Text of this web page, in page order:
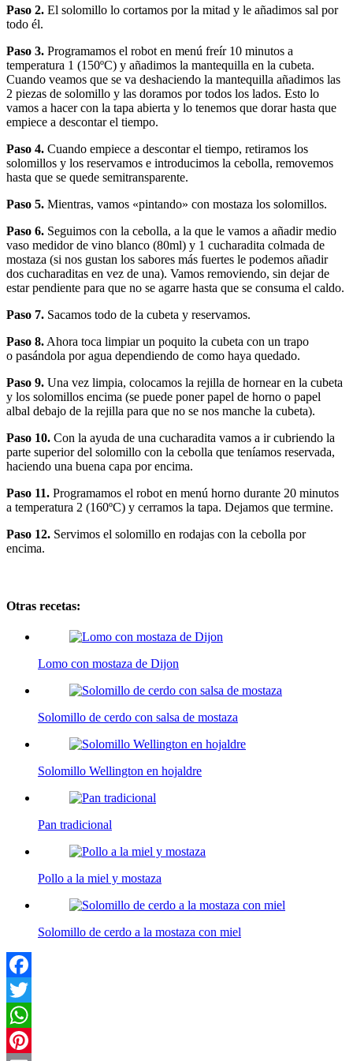
Paso 2. El solomillo lo cortamos por la mitad y le añadimos sal por
todo él.
Paso 3. Programamos el robot en menú freír 10 minutos a
temperatura 1 (150ºC) y añadimos la mantequilla en la cubeta.
Cuando veamos que se va deshaciendo la mantequilla añadimos las
2 piezas de solomillo y las doramos por todos los lados. Esto lo
vamos a hacer con la tapa abierta y lo tenemos que dorar hasta que
empiece a descontar el tiempo.
Paso 4. Cuando empiece a descontar el tiempo, retiramos los
solomillos y los reservamos e introducimos la cebolla, removemos
hasta que se quede semitransparente.
Paso 5. Mientras, vamos «pintando» con mostaza los solomillos.
Paso 6. Seguimos con la cebolla, a la que le vamos a añadir medio
vaso medidor de vino blanco (80ml) y 1 cucharadita colmada de
mostaza (si nos gustan los sabores más fuertes le podemos añadir
dos cucharaditas en vez de una). Vamos removiendo, sin dejar de
estar pendiente para que no se agarre hasta que se consuma el caldo.
Paso 7. Sacamos todo de la cubeta y reservamos.
Paso 8. Ahora toca limpiar un poquito la cubeta con un trapo
o pasándola por agua dependiendo de como haya quedado.
Paso 9. Una vez limpia, colocamos la rejilla de hornear en la cubeta
y los solomillos encima (se puede poner papel de horno o papel
albal debajo de la rejilla para que no se nos manche la cubeta).
Paso 10. Con la ayuda de una cucharadita vamos a ir cubriendo la
parte superior del solomillo con la cebolla que teníamos reservada,
haciendo una buena capa por encima.
Paso 11. Programamos el robot en menú horno durante 20 minutos
a temperatura 2 (160ºC) y cerramos la tapa. Dejamos que termine.
Paso 12. Servimos el solomillo en rodajas con la cebolla por
encima.
Otras recetas:
Lomo con mostaza de Dijon
Solomillo de cerdo con salsa de mostaza
Solomillo Wellington en hojaldre
Pan tradicional
Pollo a la miel y mostaza
Solomillo de cerdo a la mostaza con miel
Facebook
Twitter
WhatsApp